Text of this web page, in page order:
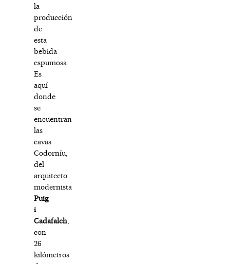
la
producción
de
esta
bebida
espumosa.
Es
aquí
donde
se
encuentran
las
cavas
Codorníu,
del
arquitecto
modernista
Puig
i
Cadafalch,
con
26
kilómetros